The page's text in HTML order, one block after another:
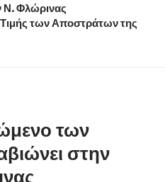
Φλώρινας
των Αποστράτων της
των
στην